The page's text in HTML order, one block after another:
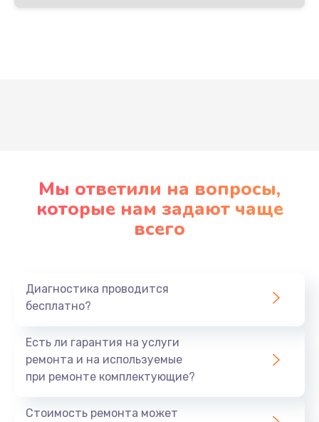
Мы ответили на вопросы,
которые нам задают чаще
всего
Диагностика проводится
бесплатно?
Есть ли гарантия на услуги
ремонта и на используемые
при ремонте комплектующие?
Стоимость ремонта может